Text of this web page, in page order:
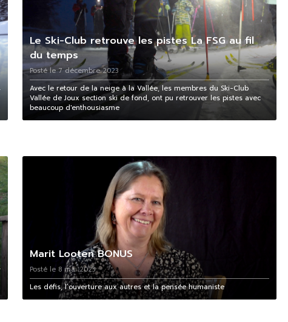
Le Ski-Club retrouve les pistes La FSG au fil
du temps
Posté le 7 décembre 2023
Avec le retour de la neige à la Vallée, les membres du Ski-Club
Vallée de Joux section ski de fond, ont pu retrouver les pistes avec
beaucoup d'enthousiasme
Marit Looten BONUS
Posté le 8 mai 2023
Les défis, l’ouverture aux autres et la pensée humaniste